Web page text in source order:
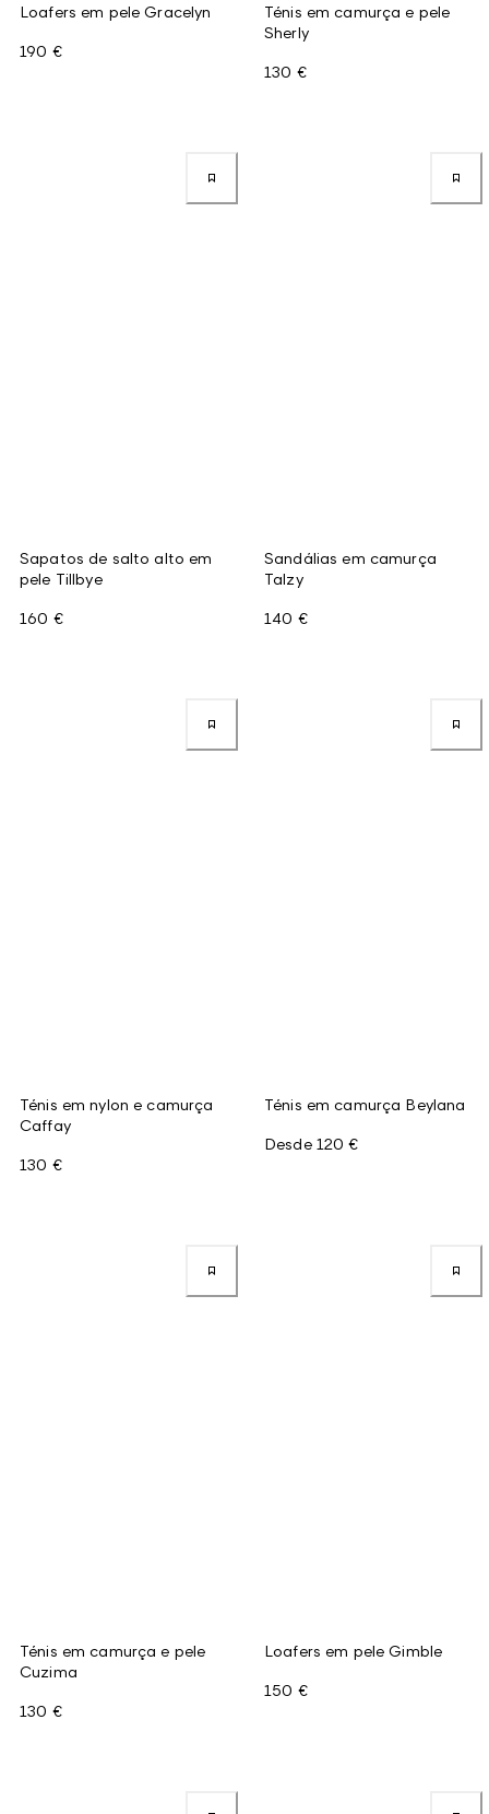
Loafers em pele Gracelyn
190 €
Ténis em camurça e pele
Sherly
130 €
Sapatos de salto alto em
pele Tillbye
160 €
Sandálias em camurça
Talzy
140 €
Ténis em nylon e camurça
Caffay
130 €
Ténis em camurça Beylana
Desde 120 €
Ténis em camurça e pele
Cuzima
130 €
Loafers em pele Gimble
150 €